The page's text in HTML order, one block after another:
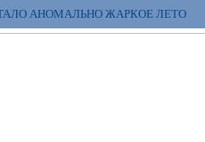
АНОМАЛЬНО ЖАРКОЕ ЛЕТО